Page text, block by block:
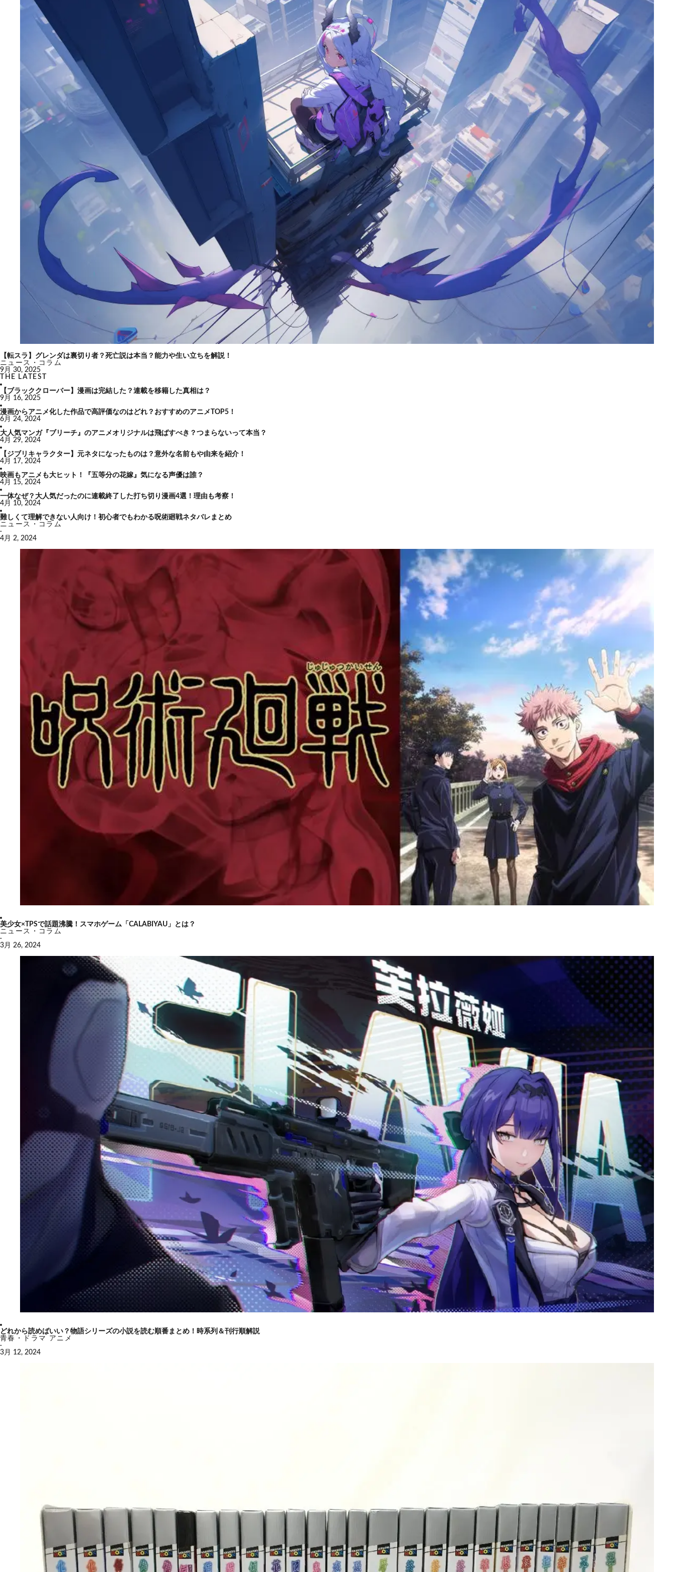
【転スラ】グレンダは裏切り者？死亡説は本当？能力や生い立ちを解説！
ニュース・コラム
9月 30, 2025
THE LATEST
【ブラッククローバー】漫画は完結した？連載を移籍した真相は？
9月 16, 2025
漫画からアニメ化した作品で高評価なのはどれ？おすすめのアニメTOP5！
6月 24, 2024
大人気マンガ『ブリーチ』のアニメオリジナルは飛ばすべき？つまらないって本当？
4月 29, 2024
【ジブリキャラクター】元ネタになったものは？意外な名前もや由来を紹介！
4月 17, 2024
映画もアニメも大ヒット！『五等分の花嫁』気になる声優は誰？
4月 15, 2024
一体なぜ？大人気だったのに連載終了した打ち切り漫画4選！理由も考察！
4月 10, 2024
難しくて理解できない人向け！初心者でもわかる呪術廻戦ネタバレまとめ
ニュース・コラム
·
4月 2, 2024
美少女×TPSで話題沸騰！スマホゲーム「CALABIYAU」とは？
ニュース・コラム
·
3月 26, 2024
どれから読めばいい？物語シリーズの小説を読む順番まとめ！時系列＆刊行順解説
青春・ドラマ アニメ
·
3月 12, 2024